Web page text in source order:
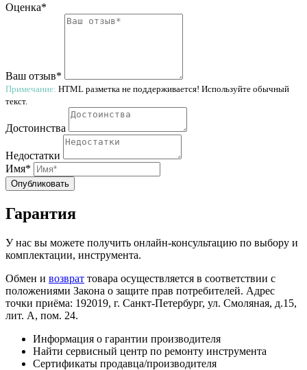
Оценка*
Ваш отзыв*
Примечание: HTML разметка не поддерживается! Используйте обычный
текст.
Достоинства
Недостатки
Имя*
Опубликовать
Гарантия
У нас вы можете получить онлайн-консультацию по выбору и
комплектации, инструмента.
Обмен и возврат товара осуществляется в соответствии с
положениями Закона о защите прав потребителей. Адрес
точки приёма: 192019, г. Санкт-Петербург, ул. Смоляная, д.15,
лит. А, пом. 24.
Информация о гарантии производителя
Найти сервисный центр по ремонту инструмента
Сертификаты продавца/производителя